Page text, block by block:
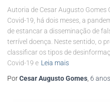
Autoria de Cesar Augusto Gomes
Covid-19, há dois meses, a
de estancar a disseminação de
terrível doença. Neste sentido, o
classificar os tipos de
Covid-19 e Leia mais
PorCesar Augusto Gomes, 6 anos